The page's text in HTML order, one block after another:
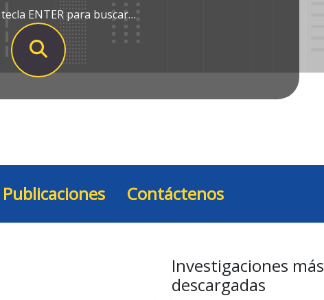
ENTER para buscar…
Publicaciones Contáctenos
Investigaciones más
descargadas